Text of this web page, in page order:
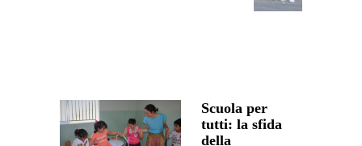
Scuola per
tutti: la sfida
della